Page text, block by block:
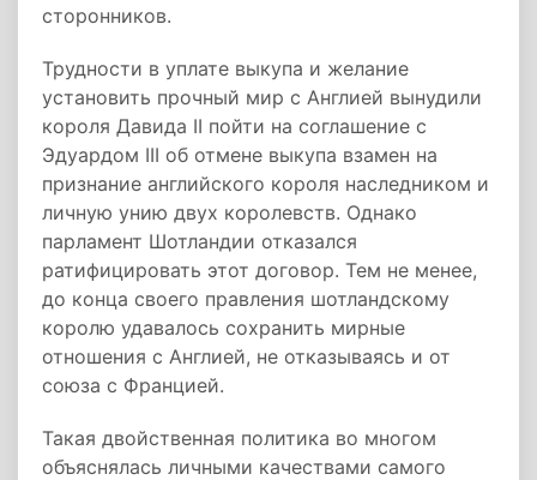
сторонников.
Трудности в уплате выкупа и желание
установить прочный мир с Англией вынудили
короля Давида II пойти на соглашение с
Эдуардом III об отмене выкупа взамен на
признание английского короля наследником и
личную унию двух королевств. Однако
парламент Шотландии отказался
ратифицировать этот договор. Тем не менее,
до конца своего правления шотландскому
королю удавалось сохранить мирные
отношения с Англией, не отказываясь и от
союза с Францией.
Такая двойственная политика во многом
объяснялась личными качествами самого